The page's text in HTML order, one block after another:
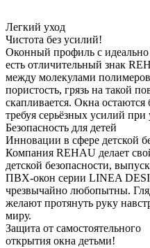
Легкий уход
Чистота без усилий!
Оконный профиль с
есть отличительный знак
между молекулами
пористость, грязь на такой
скапливается. Окна
требуя серьёзных усилий при
Безопасность для детей
Инновации в сфере детской
Компания REHAU делает
детской безопасности,
ПВХ-окон серии LINEA
чрезвычайно любопытны.
желают протянуть руку
миру.
Защита от самостоятельного
открытия окна детьми!